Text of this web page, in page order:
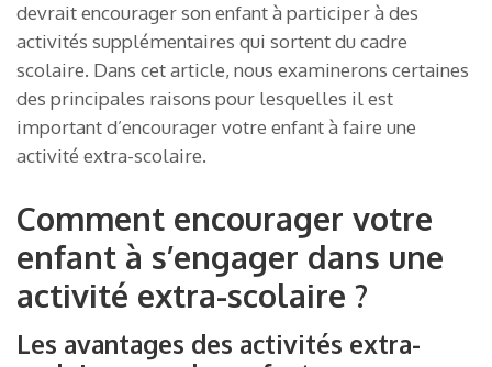
devrait encourager son enfant à participer à des
activités supplémentaires qui sortent du cadre
scolaire. Dans cet article, nous examinerons certaines
des principales raisons pour lesquelles il est
important d’encourager votre enfant à faire une
activité extra-scolaire.
Comment encourager votre
enfant à s’engager dans une
activité extra-scolaire ?
Les avantages des activités extra-